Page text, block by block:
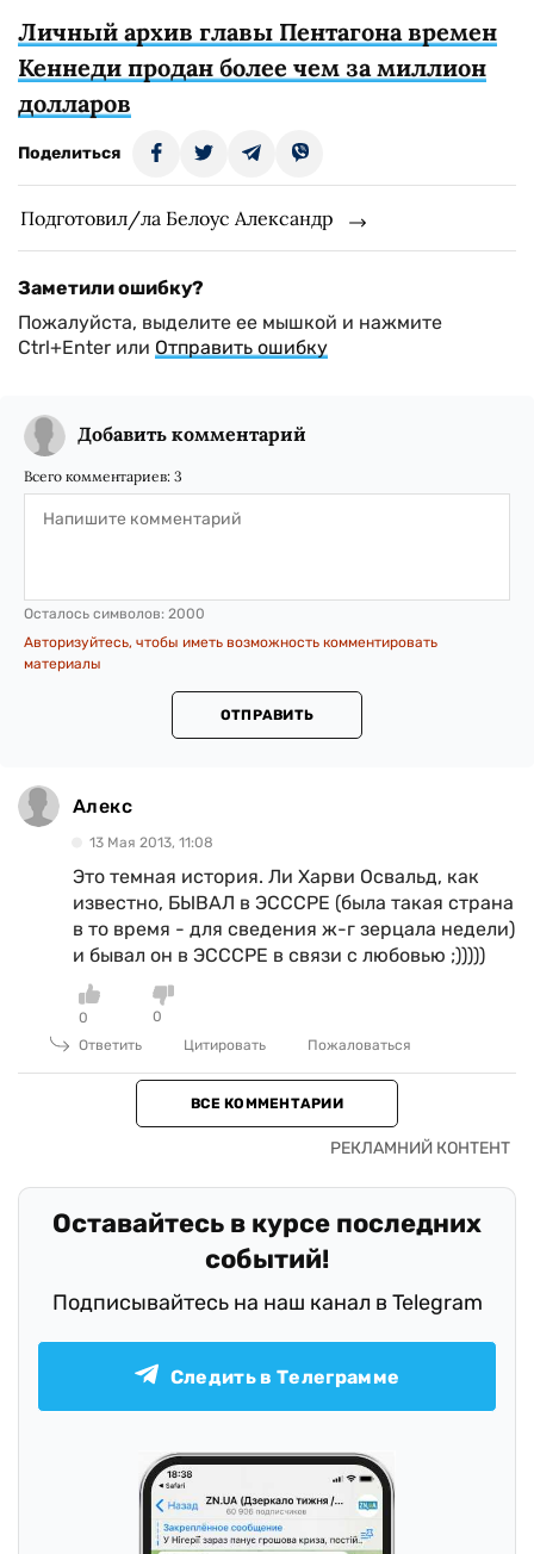
Личный архив главы Пентагона времен
Кеннеди продан более чем за миллион
долларов
Поделиться
Подготовил/ла Белоус Александр
Заметили ошибку?
Пожалуйста, выделите ее мышкой и нажмите
Ctrl+Enter или Отправить ошибку
Добавить комментарий
Всего комментариев: 3
Осталось символов: 2000
Авторизуйтесь, чтобы иметь возможность комментировать
материалы
ОТПРАВИТЬ
Алекс
13 Мая 2013, 11:08
Это темная история. Ли Харви Освальд, как
известно, БЫВАЛ в ЭСССРЕ (была такая страна
в то время - для сведения ж-г зерцала недели)
и бывал он в ЭСССРЕ в связи с любовью ;)))))
0
0
Ответить
Цитировать Пожаловаться
ВСЕ КОММЕНТАРИИ
Оставайтесь в курсе последних
событий!
Подписывайтесь на наш канал в Telegram
Следить в Телеграмме